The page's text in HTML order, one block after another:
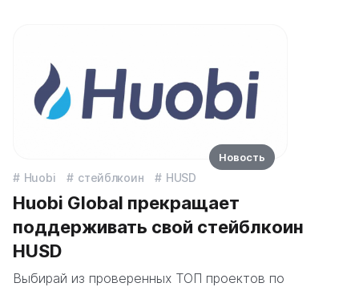
Huobi стейблкоин HUSD
Huobi Global прекращает
поддерживать свой стейблкоин
HUSD
Выбирай из проверенных ТОП проектов по
Новость